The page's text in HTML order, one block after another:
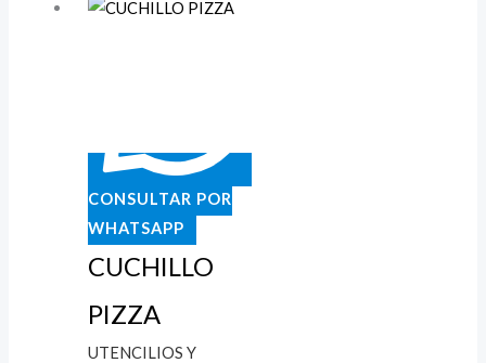
CONSULTAR POR
WHATSAPP
CUCHILLO
PIZZA
UTENCILIOS Y
de
$8.900